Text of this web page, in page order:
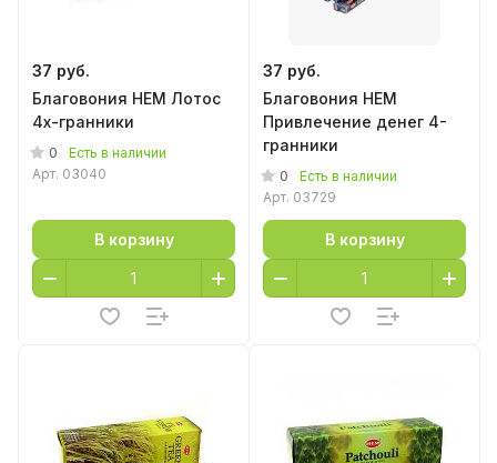
37 руб.
Благовония HEM Лотос
4х-гранники
0
Есть в наличии
Арт. 03040
В корзину
37 руб.
Благовония HEM
Привлечение денег 4-
гранники
0
Есть в наличии
Арт. 03729
В корзину